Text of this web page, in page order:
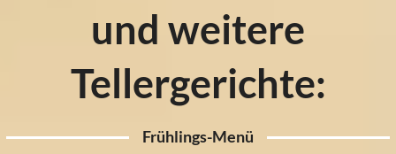
und weitere
Tellergerichte:
Frühlings-Menü